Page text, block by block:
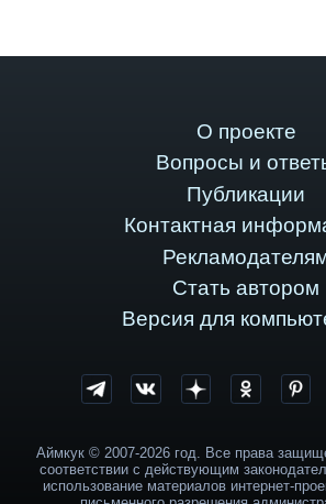
О проекте
Вопросы и
Публикации
Контактная
Стать автором
Версия для
Аймкук © 2007-2026 год. Все права
соответствии с действующим
использование материалов интернет-